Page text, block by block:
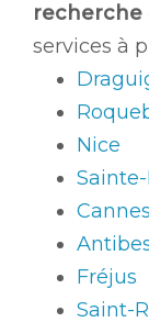
recherche
services à
Nice
Cannes
Fréjus
Saint-